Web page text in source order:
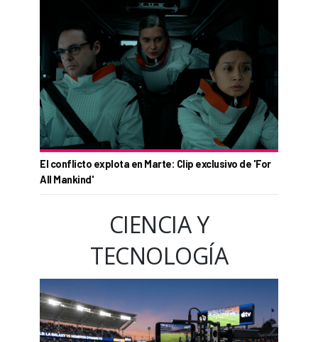
El conflicto explota en Marte: Clip exclusivo de 'For
All Mankind'
CIENCIA Y
TECNOLOGÍA